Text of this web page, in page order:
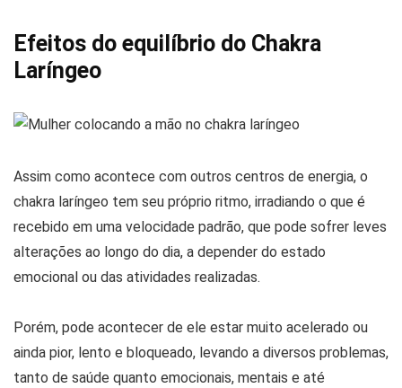
Efeitos do equilíbrio do Chakra
Laríngeo
Assim como acontece com outros centros de energia, o
chakra laríngeo tem seu próprio ritmo, irradiando o que é
recebido em uma velocidade padrão, que pode sofrer leves
alterações ao longo do dia, a depender do estado
emocional ou das atividades realizadas.
Porém, pode acontecer de ele estar muito acelerado ou
ainda pior, lento e bloqueado, levando a diversos problemas,
tanto de saúde quanto emocionais, mentais e até